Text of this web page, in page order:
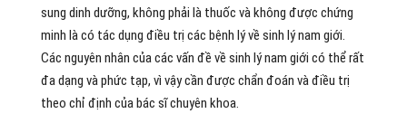
sung dinh dưỡng, không phải là thuốc và không được chứng
minh là có tác dụng điều trị các bệnh lý về sinh lý nam giới.
Các nguyên nhân của các vấn đề về sinh lý nam giới có thể rất
đa dạng và phức tạp, vì vậy cần được chẩn đoán và điều trị
theo chỉ định của bác sĩ chuyên khoa.